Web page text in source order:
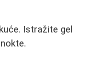
Istražite gel